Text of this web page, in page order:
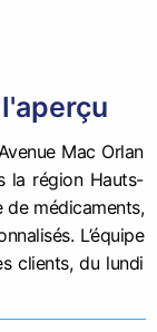
Mac Orlan
la région Hauts-
de médicaments,
L’équipe
clients, du lundi